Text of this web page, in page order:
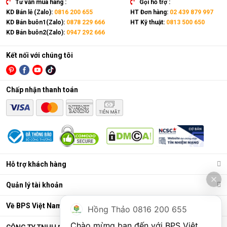
Điều hòa di động là gì?
Các chức năng chính của máy bao gồm: Làm lạnh, quạt gió,
hút ẩm và lọc khí. Bên cạnh đó, dòng sản phẩm này còn được
trang bị thêm khá nhiều tính năng và tiện ích đi kèm như: Hẹn
giờ, khóa trẻ em, remote, kết nối wifi,...
Ưu điểm vượt trội của điều hòa di động
Đáp ứng tốt nhu cầu làm mát, dễ dàng tháo lắp và di chuyển
Tư vấn mua hàng :
KD Bán lẻ (Zalo): 0816 200 655
KD Bán buôn1(Zalo): 0878 229 666
KD Bán buôn2(Zalo): 0947 292 666
Gọi hỗ trợ :
HT Đơn hàng: 02 439 879 997
HT Kỹ thuật: 0813 500 650
Hỗ trợ khách hàng
Quản lý tài khoản
Về BPS Việt Nam
Kết nối với chúng tôi
Chấp nhận thanh toán
Hồng Thảo 0816 200 655